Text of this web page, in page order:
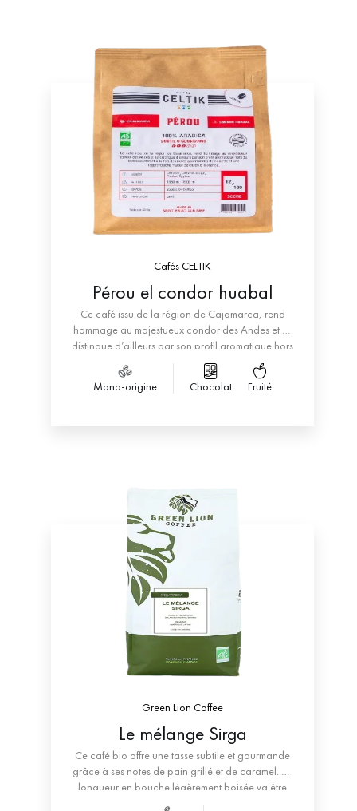
Cafés CELTIK
Pérou el condor huabal
Ce café issu de la région de Cajamarca, rend
hommage au majestueux condor des Andes et se
distingue d’ailleurs par son profil aromatique hors
du commun offrant à la fois des notes
gourmandes de noisette et une légère touche
fruitée de citron & d’orange.
Mono-origine Chocolat Fruité
Green Lion Coffee
Le mélange Sirga
Ce café bio offre une tasse subtile et gourmande
grâce à ses notes de pain grillé et de caramel. Sa
longueur en bouche légèrement boisée ​va être
appréciée.